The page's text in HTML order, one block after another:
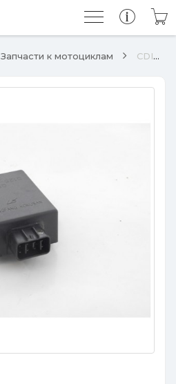
Запчасти к мотоциклам CDI